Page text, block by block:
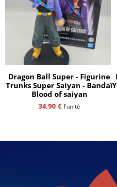
Dragon Ball Super - Figurine
Trunks Super Saiyan - Bandaï
Blood of saiyan
34,90 € l'unité